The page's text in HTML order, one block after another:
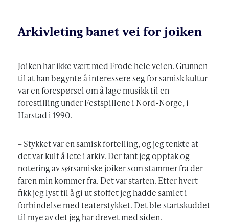
Arkivleting banet vei for joiken
Joiken har ikke vært med Frode hele veien. Grunnen
til at han begynte å interessere seg for samisk kultur
var en forespørsel om å lage musikk til en
forestilling under Festspillene i Nord-Norge, i
Harstad i 1990.
– Stykket var en samisk fortelling, og jeg tenkte at
det var kult å lete i arkiv. Der fant jeg opptak og
notering av sørsamiske joiker som stammer fra der
faren min kommer fra. Det var starten. Etter hvert
fikk jeg lyst til å gi ut stoffet jeg hadde samlet i
forbindelse med teaterstykket. Det ble startskuddet
til mye av det jeg har drevet med siden.